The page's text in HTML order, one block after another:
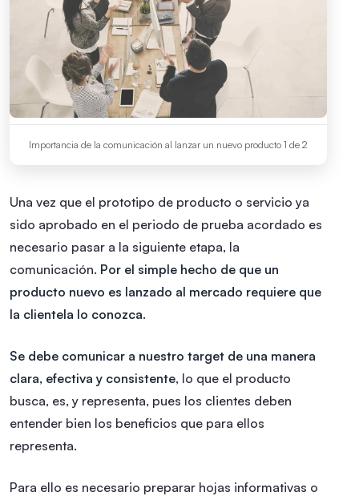
Importancia de la comunicación al lanzar un nuevo producto 1 de 2
Una vez que el prototipo de producto o servicio ya
sido aprobado en el periodo de prueba acordado es
necesario pasar a la siguiente etapa, la
comunicación. Por el simple hecho de que un
producto nuevo es lanzado al mercado requiere que
la clientela lo conozca.
Se debe comunicar a nuestro target de una manera
clara, efectiva y consistente, lo que el producto
busca, es, y representa, pues los clientes deben
entender bien los beneficios que para ellos
representa.
Para ello es necesario preparar hojas informativas o